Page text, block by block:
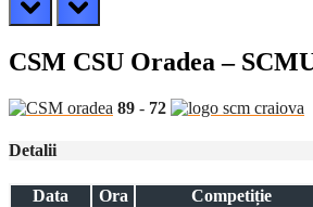
CSM CSU Oradea –
89 - 72
Detalii
Data Ora Competiție